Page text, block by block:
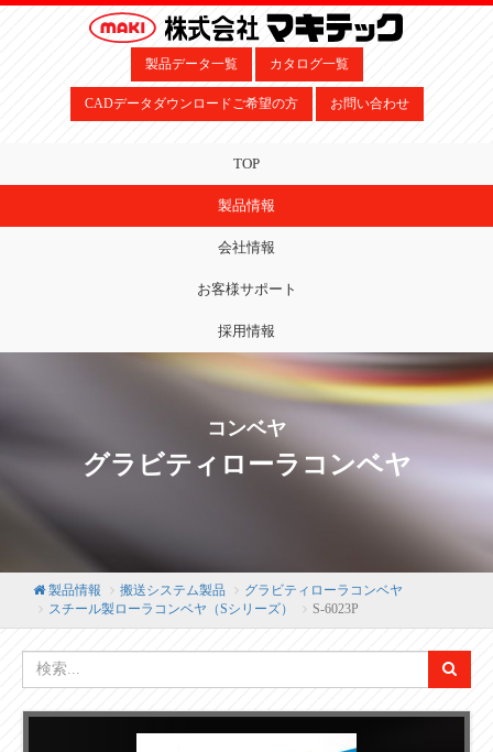
製品データ一覧 カタログ一覧
CADデータダウンロードご希望の方 お問い合わせ
TOP
製品情報
会社情報
お客様サポート
採用情報
コンベヤ
グラビティローラコンベヤ
製品情報 搬送システム製品
グラビティローラコンベヤ
スチール製ローラコンベヤ（Sシリーズ）
S-6023P